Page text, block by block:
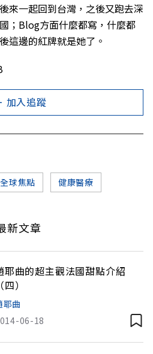
來一起回到台灣，之後又跑去深
；Blog方面什麼都寫，什麼都
這邊的紅牌就是她了。
加入追蹤
全球焦點 健康醫療
新文章
耶曲的超主觀法國甜點介紹
（四）
耶曲
06-18